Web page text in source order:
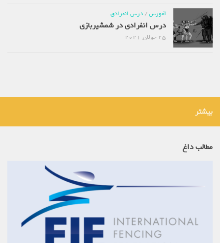
آموزش/درس انفرادی
درس انفرادی در شمشیربازی
بیشتر
مطالب داغ